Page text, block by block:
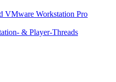
VMware Workstation Pro
& Player-Threads